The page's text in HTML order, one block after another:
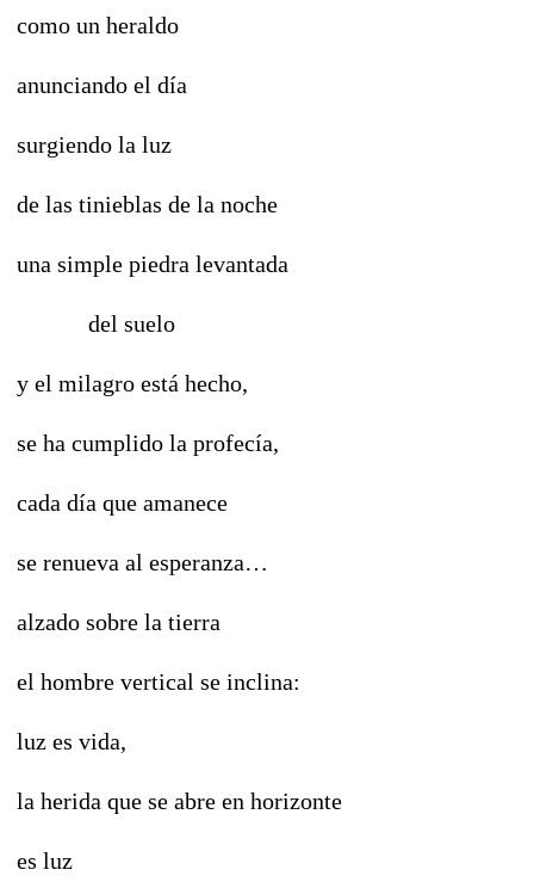
como un heraldo
anunciando el día
surgiendo la luz
de las tinieblas de la noche
una simple piedra levantada
del suelo
y el milagro está hecho,
se ha cumplido la profecía,
cada día que amanece
se renueva al esperanza…
alzado sobre la tierra
el hombre vertical se inclina:
luz es vida,
la herida que se abre en horizonte
es luz